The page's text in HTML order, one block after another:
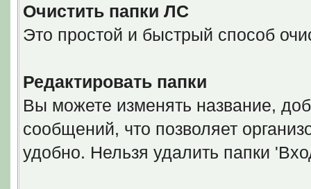
Очистить папки ЛС
Это простой и быстрый способ
Редактировать папки
Вы можете изменять название,
сообщений, что позволяет
удобно. Нельзя удалить папки